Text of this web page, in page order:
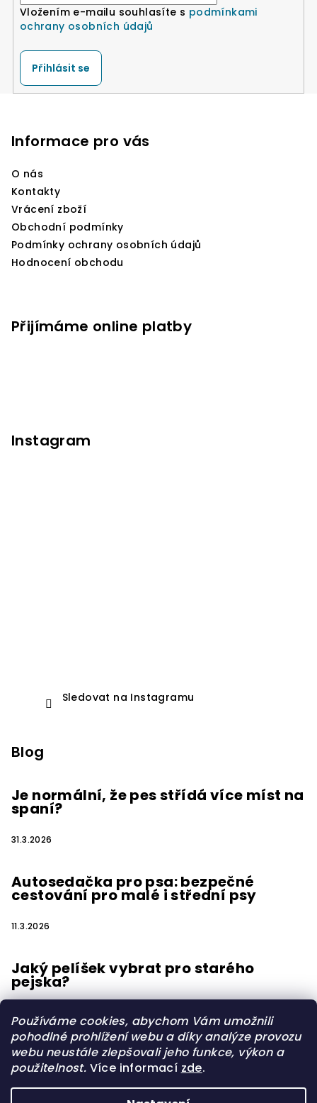
Používáme cookies, abychom Vám umožnili
pohodlné prohlížení webu a díky analýze provozu
webu neustále zlepšovali jeho funkce, výkon a
použitelnost. Více informací zde.
Vložením e-mailu souhlasíte s podmínkami
ochrany osobních údajů
Přihlásit se
Informace pro vás
O nás
Kontakty
Vrácení zboží
Obchodní podmínky
Podmínky ochrany osobních údajů
Hodnocení obchodu
Přijímáme online platby
Instagram
Sledovat na Instagramu
Blog
Je normální, že pes střídá více míst na
spaní?
31.3.2026
Autosedačka pro psa: bezpečné
cestování pro malé i střední psy
11.3.2026
Jaký pelíšek vybrat pro starého
pejska?
Vytvořilo s